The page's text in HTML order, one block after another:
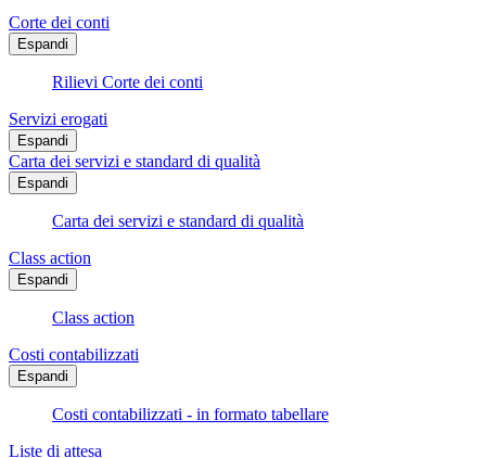
Corte dei conti
Espandi
Rilievi Corte dei conti
Servizi erogati
Espandi
Carta dei servizi e standard di qualità
Espandi
Carta dei servizi e standard di qualità
Class action
Espandi
Class action
Costi contabilizzati
Espandi
Costi contabilizzati - in formato tabellare
Liste di attesa